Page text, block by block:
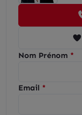
Nom Prénom
Email